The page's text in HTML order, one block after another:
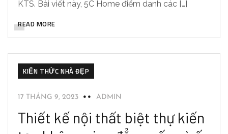
KTS. Bài viết này, 5C Home điểm danh các […]
READ MORE
KIẾN THỨC NHÀ ĐẸP
17 THÁNG 9, 2023 ADMIN
Thiết kế nội thất biệt thự kiến